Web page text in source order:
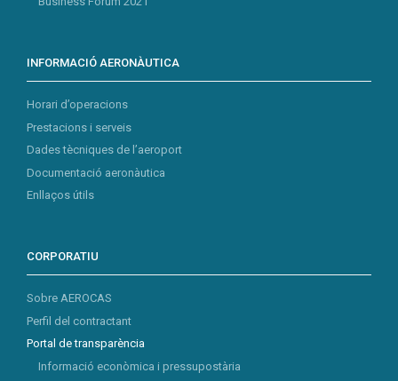
INFORMACIÓ AERONÀUTICA
Horari d’operacions
Prestacions i serveis
Dades tècniques de l’aeroport
Documentació aeronàutica
Enllaços útils
CORPORATIU
Sobre AEROCAS
Perfil del contractant
Portal de transparència
Informació econòmica i pressupostària